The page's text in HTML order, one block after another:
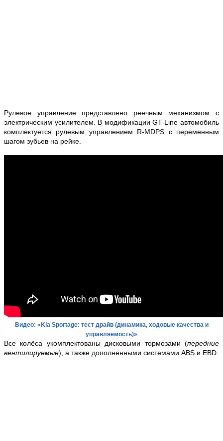
Рулевое управление представлено реечным механизмом с
электрическим усилителем. В модификации GT-Line автомобиль
комплектуется рулевым управлением R-MDPS с переменным
шагом зубьев на рейке.
Видео: «Kia Sportage: тест драйв (динамика, ходовые качества и
управляемость)»
Все колёса укомплектованы дисковыми тормозами (передние
вентилируемые), а также дополненными системами ABS и EBD.